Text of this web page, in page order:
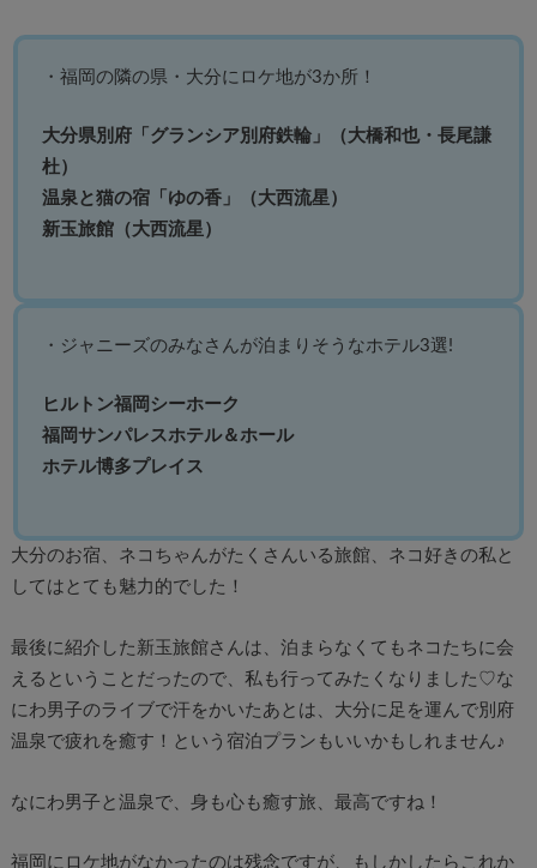
・福岡の隣の県・大分にロケ地が3か所！
大分県別府「グランシア別府鉄輪」（大橋和也・長尾謙
杜）
温泉と猫の宿「ゆの香」（大西流星）
新玉旅館（大西流星）
・ジャニーズのみなさんが泊まりそうなホテル3選!
ヒルトン福岡シーホーク
福岡サンパレスホテル＆ホール
ホテル博多プレイス
大分のお宿、ネコちゃんがたくさんいる旅館、ネコ好きの私と
してはとても魅力的でした！
最後に紹介した新玉旅館さんは、泊まらなくてもネコたちに会
えるということだったので、私も行ってみたくなりました♡な
にわ男子のライブで汗をかいたあとは、大分に足を運んで別府
温泉で疲れを癒す！という宿泊プランもいいかもしれません♪
なにわ男子と温泉で、身も心も癒す旅、最高ですね！
福岡にロケ地がなかったのは残念ですが、もしかしたらこれか